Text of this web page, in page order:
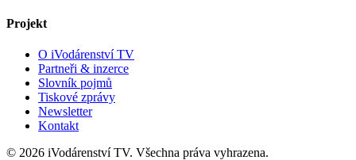
Projekt
O iVodárenství TV
Partneři & inzerce
Slovník pojmů
Tiskové zprávy
Newsletter
Kontakt
© 2026 iVodárenství TV. Všechna práva vyhrazena.